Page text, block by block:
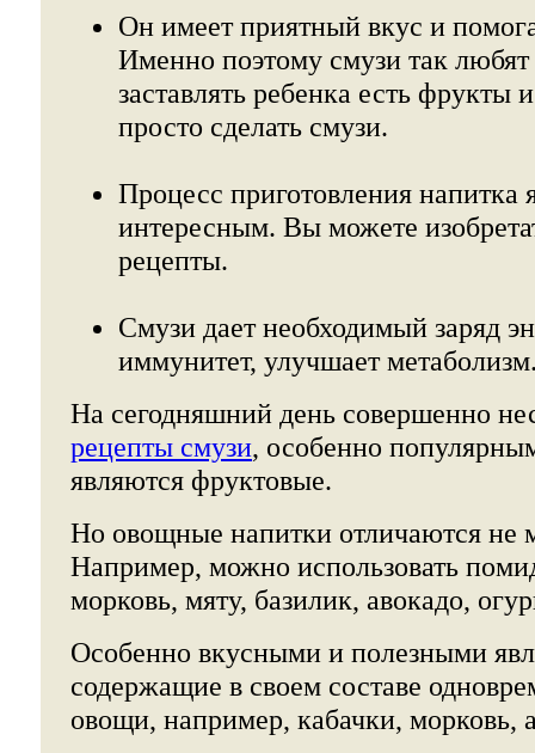
Он имеет приятный вкус и
Именно поэтому смузи так любят
заставлять ребенка есть фрукты
просто сделать смузи.
Процесс приготовления напитка
интересным. Вы можете
рецепты.
Смузи дает необходимый заряд
иммунитет, улучшает
На сегодняшний день совершенно
рецепты смузи, особенно
являются фруктовые.
Но овощные напитки отличаются не
Например, можно использовать
морковь, мяту, базилик, авокадо,
Особенно вкусными и полезными
содержащие в своем составе
овощи, например, кабачки, морковь,